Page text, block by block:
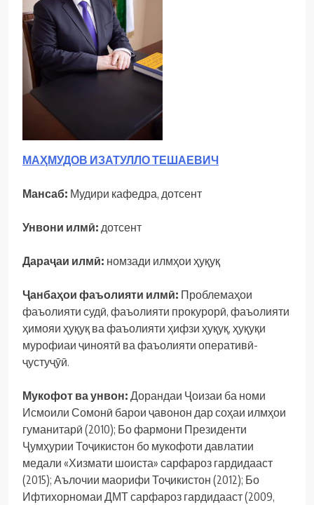
МАҲМУДОВ ИЗАТУЛЛО ТЕШАЕВИЧ
Мансаб: Мудири кафедра, дотсент
Унвони илмӣ: дотсент
Дараҷаи илмӣ: номзади илмҳои ҳуқуқ
Ҷанбаҳои фаъолияти илмӣ: Проблемаҳои
фаъолияти судӣ, фаъолияти прокурорӣ, фаъолияти
ҳимояи ҳуқуқ ва фаъолияти ҳифзи ҳуқуқ, ҳуқуқи
мурофиаи ҷиноятӣ ва фаъолияти оперативӣ-
ҷустуҷӯӣ.
Мукофот ва унвон: Дорандаи Ҷоизаи ба номи
Исмоили Сомонӣ барои ҷавонон дар соҳаи илмҳои
гуманитарӣ (2010); Бо фармони Президенти
Ҷумҳурии Тоҷикистон бо мукофоти давлатии
медали «Хизмати шоиста» сарфароз гардидааст
(2015); Аълочии маорифи Тоҷикистон (2012); Бо
Ифтихорномаи ДМТ сарфароз гардидааст (2009,